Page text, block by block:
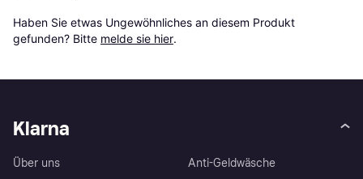
Haben Sie etwas Ungewöhnliches an diesem Produkt
gefunden? Bitte melde sie hier.
Klarna
Über uns
Anti-Geldwäsche